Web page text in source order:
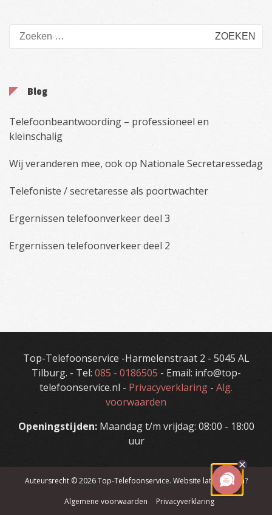
Zoeken
naar:
Blog
Telefoonbeantwoording – professioneel en
kleinschalig
Wij veranderen mee, ook op Nationale Secretaressedag
Telefoniste / secretaresse als poortwachter
Ergernissen telefoonverkeer deel 3
Ergernissen telefoonverkeer deel 2
Top-Telefoonservice -Harmelenstraat 2 - 5045 AL
Tilburg. - Tel: 085 - 0186505 - Email: info@top-
telefoonservice.nl - Privacyverklaring - Alg.
voorwaarden
Openingstijden:Maandag t/m vrijdag: 08:00 - 18:00
uur
Auteursrecht © 2026Top-Telefoonservice. Website laten maken?
Algemene voorwaarden
Privacyverklaring